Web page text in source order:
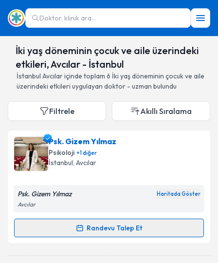
Doktor, klinik ara...
İki yaş döneminin çocuk ve aile üzerindeki
etkileri, Avcılar - İstanbul
İstanbul Avcılariçinde toplam 6 İki yaş döneminin çocuk ve aile
üzerindeki etkileri uygulayan doktor - uzman bulundu
Filtrele Akıllı Sıralama
Psk. Gizem Yılmaz
Psikoloji +1diğer
İstanbul, Avcılar
Psk. Gizem Yılmaz Haritada Göster
Avcılar
Randevu Talep Et
Randevu Takvimi Talebi